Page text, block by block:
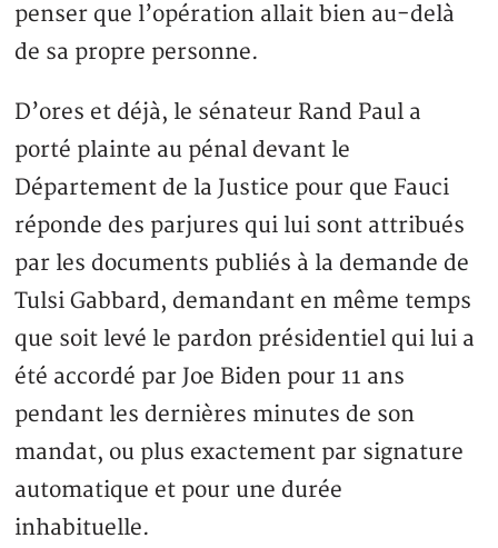
penser que l’opération allait bien au-delà
de sa propre personne.
D’ores et déjà, le sénateur Rand Paul a
porté plainte au pénal devant le
Département de la Justice pour que Fauci
réponde des parjures qui lui sont attribués
par les documents publiés à la demande de
Tulsi Gabbard, demandant en même temps
que soit levé le pardon présidentiel qui lui a
été accordé par Joe Biden pour 11 ans
pendant les dernières minutes de son
mandat, ou plus exactement par signature
automatique et pour une durée
inhabituelle.